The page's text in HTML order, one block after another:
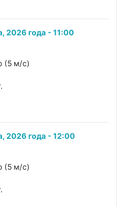
2026 года - 11:00
(5 м/с)
2026 года - 12:00
(5 м/с)